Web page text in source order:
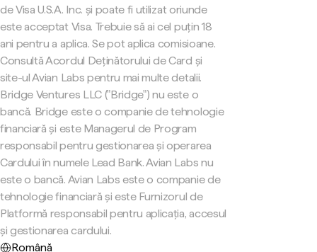
de Visa U.S.A. Inc. și poate fi utilizat oriunde
este acceptat Visa. Trebuie să ai cel puțin 18
ani pentru a aplica. Se pot aplica comisioane.
Consultă Acordul Deținătorului de Card și
site-ul Avian Labs pentru mai multe detalii.
Bridge Ventures LLC ("Bridge") nu este o
bancă. Bridge este o companie de tehnologie
financiară și este Managerul de Program
responsabil pentru gestionarea și operarea
Cardului în numele Lead Bank. Avian Labs nu
este o bancă. Avian Labs este o companie de
tehnologie financiară și este Furnizorul de
Platformă responsabil pentru aplicația, accesul
și gestionarea cardului.
Română